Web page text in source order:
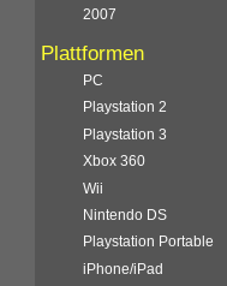
2007
Plattformen
PC
Playstation 2
Playstation 3
Xbox 360
Wii
Nintendo DS
Playstation Portable
iPhone/iPad